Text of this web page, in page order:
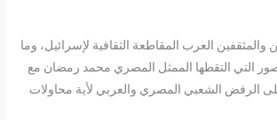
والمثقفين العرب المقاطعة الثقافية لإسرائيل، وما
التي التقطها الممثل المصري محمد رمضان مع
على الرفض الشعبي المصري والعربي لأية محاولات